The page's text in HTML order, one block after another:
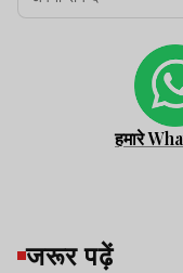
हमारे
जरूर पढ़ें